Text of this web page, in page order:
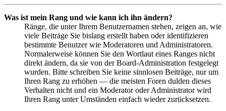
Was ist mein Rang und wie kann ich ihn ändern?
Ränge, die unter Ihrem Benutzernamen stehen, zeigen an, wie
viele Beiträge Sie bislang erstellt haben oder identifizieren
bestimmte Benutzer wie Moderatoren und Administratoren.
Normalerweise können Sie den Wortlaut eines Ranges nicht
direkt ändern, da sie von der Board-Administration festgelegt
wurden. Bitte schreiben Sie keine sinnlosen Beiträge, nur um
Ihren Rang zu erhöhen — die meisten Foren dulden dieses
Verhalten nicht und ein Moderator oder Administrator wird
Ihren Rang unter Umständen einfach wieder zurücksetzen.